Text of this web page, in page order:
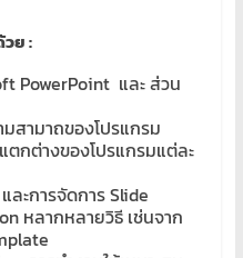
ย :
PowerPoint และ ส่วน
สามาถของโปรแกรม
ตกต่างของโปรแกรมแต่ละ
ละการจัดการ Slide
หลากหลายวิธี เช่นจาก